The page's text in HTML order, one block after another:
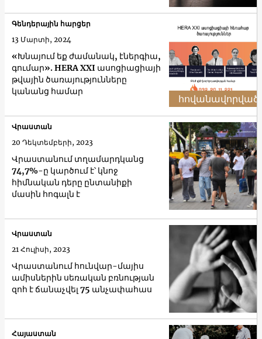
հովանավորված
«Խնայում եք ժամանակ, էներգիա,
գումար». HERA XXI ասոցիացիայի
թվային ծառայությունները
կանանց համար
Գենդերային հարցեր
13 Մարտի, 2024
Վրաստանում տղամարդկանց
74,7%-ը կարծում է՝ կնոջ
հիմնական դերը ընտանիքի
մասին հոգալն է
Վրաստան
20 Դեկտեմբերի, 2023
Վրաստանում հունվար-մայիս
ամիսներին սեռական բռնության
զոհ է ճանաչվել 75 անչափահաս
Վրաստան
21 Հուլիսի, 2023
Հայաստան